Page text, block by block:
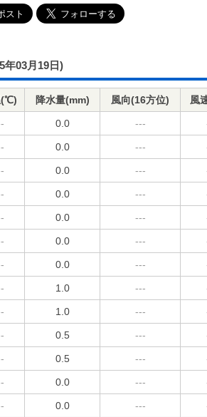
年03月19日)
(℃) 降水量(mm) 風向(16方位) 風
0.0 ---
0.0 ---
0.0 ---
0.0 ---
0.0 ---
0.0 ---
0.0 ---
1.0 ---
1.0 ---
0.5 ---
0.5 ---
0.0 ---
0.0 ---